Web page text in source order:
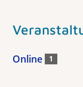
Online 1